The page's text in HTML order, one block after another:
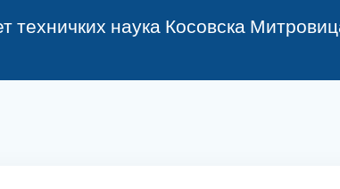
техничких наука Косовска